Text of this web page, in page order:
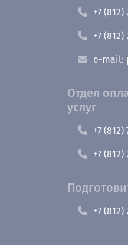
+7 (812)
+7 (812)
e-mail:
Отдел
услуг
+7 (812)
+7
+7 (812)